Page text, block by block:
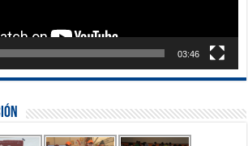
03:46